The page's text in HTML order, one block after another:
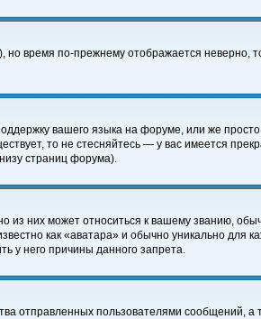
), но время по-прежнему отображается неверно,
вашего языка на форуме, или же
то не стесняйтесь — у вас имеется
страниц форума).
них может относиться к вашему званию,
как «аватара» и обычно уникально для
у него причины данного запрета.
отправленных пользователями сообщений,